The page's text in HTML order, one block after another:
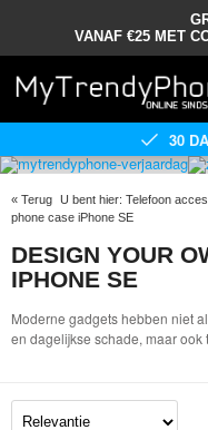
VANAF €25 MET
30
« Terug U bent hier: Telefoon
phone case iPhone SE
DESIGN YOUR
IPHONE SE
Moderne gadgets hebben niet
en dagelijkse schade, maar ook